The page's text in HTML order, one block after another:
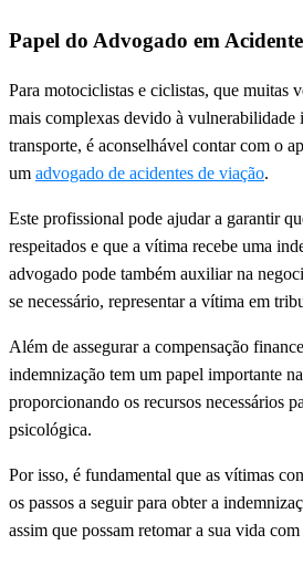
Papel do Advogado em
Para motociclistas e ciclistas, que muitas
mais complexas devido à vulnerabilidade
transporte, é aconselhável contar com o
um advogado de acidentes de viação.
Este profissional pode ajudar a garantir
respeitados e que a vítima recebe uma
advogado pode também auxiliar na
se necessário, representar a vítima em
Além de assegurar a compensação
indemnização tem um papel importante
proporcionando os recursos necessários
psicológica.
Por isso, é fundamental que as vítimas
os passos a seguir para obter a
assim que possam retomar a sua vida